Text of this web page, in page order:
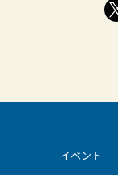
イベント